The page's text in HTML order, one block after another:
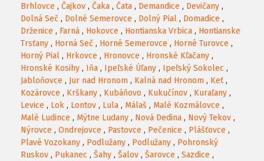
Brhlovce , Čajkov , Čaka , Čata , Demandice , Devičany ,
Dolná Seč , Dolné Semerovce , Dolný Pial , Domadice ,
Drženice , Farná , Hokovce , Hontianska Vrbica , Hontianske
Trsťany , Horná Seč , Horné Semerovce , Horné Turovce ,
Horný Pial , Hrkovce , Hronovce , Hronské Kľačany ,
Hronské Kosihy , Iňa , Ipeľské Úľany , Ipeľský Sokolec ,
Jabloňovce , Jur nad Hronom , Kalná nad Hronom , Keť ,
Kozárovce , Krškany , Kubáňovo , Kukučínov , Kuraľany ,
Levice , Lok , Lontov , Lula , Málaš , Malé Kozmálovce ,
Malé Ludince , Mýtne Ludany , Nová Dedina , Nový Tekov ,
Nýrovce , Ondrejovce , Pastovce , Pečenice , Plášťovce ,
Plavé Vozokany , Podlužany , Podlužany , Pohronský
Ruskov , Pukanec , Šahy , Šalov , Šarovce , Sazdice ,